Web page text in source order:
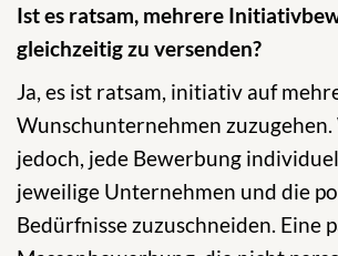
Ist es ratsam, mehrere
gleichzeitig zu versenden?
Ja, es ist ratsam, initiativ auf
Wunschunternehmen
jedoch, jede Bewerbung
jeweilige Unternehmen und die
Bedürfnisse zuzuschneiden. Eine